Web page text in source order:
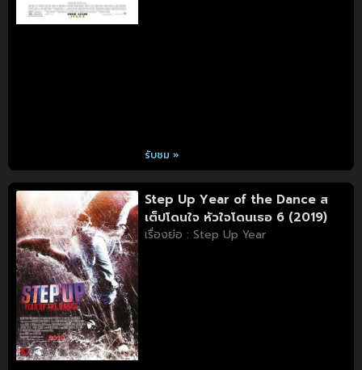
รับชม »
Step Up Year of the Dance ส
เต็ปโดนใจ หัวใจโดนเธอ 6 (2019)
เรื่องย่อ : Step Up Year